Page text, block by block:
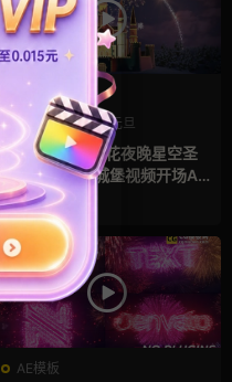
AE模板
三维
儿童 元旦
AE模板：3D烟花夜晚星空圣
诞模拟迪士尼城堡视频开场AE
模板 Christmas Castle
2021-12-19
AE模板